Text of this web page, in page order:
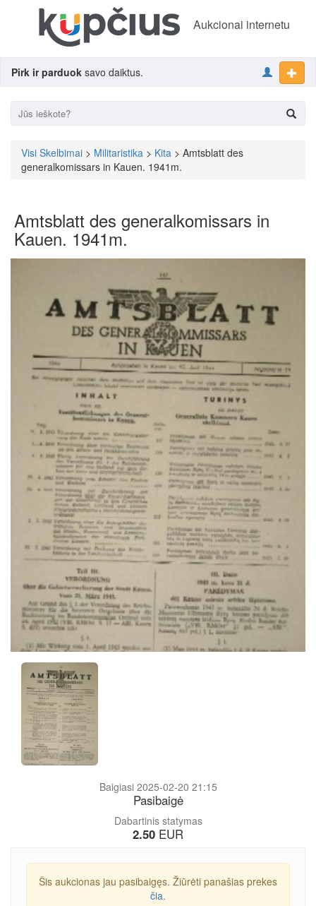
Aukcionai internetu
Pirk ir parduok savo daiktus.
Visi Skelbimai > Militaristika > Kita > Amtsblatt des
generalkomissars in Kauen. 1941m.
Amtsblatt des generalkomissars in
Kauen. 1941m.
Dabartinis statymas
2.50 EUR
Baigiasi 2025-02-20 21:15
Pasibaigė
Šis aukcionas jau pasibaigęs. Žiūrėti panašias prekes
čia.